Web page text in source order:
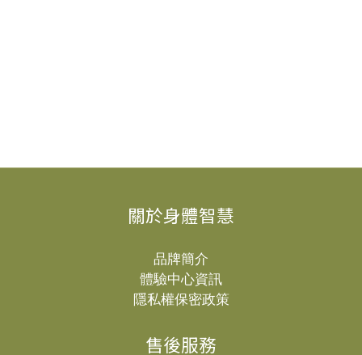
關於身體智慧
品牌簡介
體驗中心資訊
隱私權保密政策
售後服務